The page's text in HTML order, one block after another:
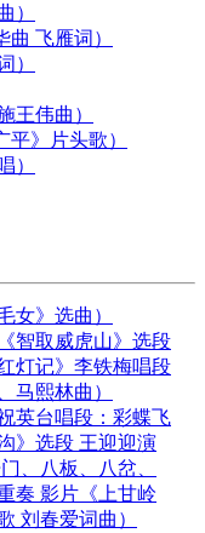
）
飞雁词）
）
王伟曲）
》片头歌）
）
女》选曲）
智取威虎山》选段
灯记》李铁梅唱段
马熙林曲）
英台唱段：彩蝶飞
》选段 王迎迎演
、八板、八岔、
奏 影片《上甘岭
刘春爱词曲）